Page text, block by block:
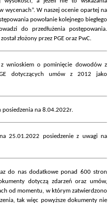
wycenach”. W naszej ocenie opartej na
powołanie kolejnego biegłego
do przedłużenia postępowania.
złożony przez PGE oraz PwC.
wnioskiem o pominięcie dowodów z
dotyczących umów z 2012 jako
posiedzenia na 8.04.2022r.
25.01.2022 posiedzenie z uwagi na
do nas dodatkowe ponad 600 stron
dotyczą zdarzeń oraz umów,
od momentu, w którym zatwierdzono
tak więc powyższe dokumenty nie